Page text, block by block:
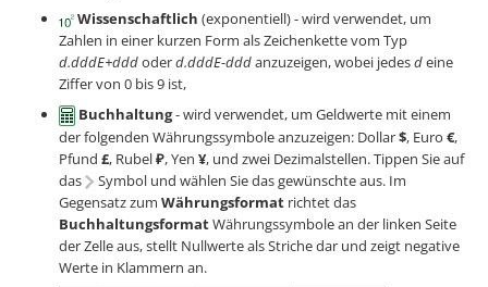
Wissenschaftlich (exponentiell) - wird verwendet, um
Zahlen in einer kurzen Form als Zeichenkette vom Typ
d.dddE+dddoderd.dddE-dddanzuzeigen, wobei jedesdeine
Ziffer von 0 bis 9 ist,
Buchhaltung- wird verwendet, um Geldwerte mit einem
der folgenden Währungssymbole anzuzeigen: Dollar$, Euro €,
Pfund £, Rubel₽, Yen ¥, und zwei Dezimalstellen. Tippen Sie auf
das
Symbol und wählen Sie das gewünschte aus. Im
Gegensatz zum Währungsformat richtet das
BuchhaltungsformatWährungssymbole an der linken Seite
der Zelle aus, stellt Nullwerte als Striche dar und zeigt negative
Werte in Klammern an.